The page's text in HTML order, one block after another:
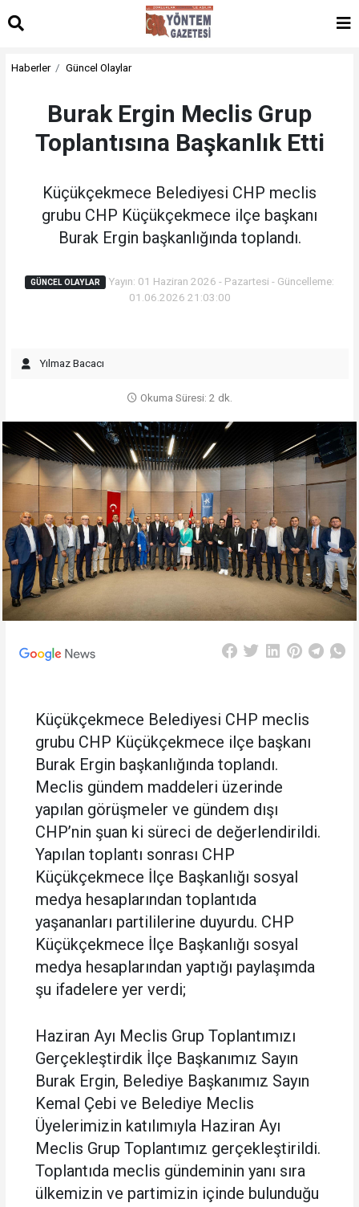
Haberler Güncel Olaylar
Burak Ergin Meclis Grup
Toplantısına Başkanlık Etti
Küçükçekmece Belediyesi CHP meclis
grubu CHP Küçükçekmece ilçe başkanı
Burak Ergin başkanlığında toplandı.
GÜNCEL OLAYLAR
Yayın: 01 Haziran 2026 - Pazartesi - Güncelleme:
01.06.2026 21:03:00
Yılmaz Bacacı
Okuma Süresi: 2 dk.
Küçükçekmece Belediyesi CHP meclis
grubu CHP Küçükçekmece ilçe başkanı
Burak Ergin başkanlığında toplandı.
Meclis gündem maddeleri üzerinde
yapılan görüşmeler ve gündem dışı
CHP’nin şuan ki süreci de değerlendirildi.
Yapılan toplantı sonrası CHP
Küçükçekmece İlçe Başkanlığı sosyal
medya hesaplarından toplantıda
yaşananları partililerine duyurdu. CHP
Küçükçekmece İlçe Başkanlığı sosyal
medya hesaplarından yaptığı paylaşımda
şu ifadelere yer verdi;
Haziran Ayı Meclis Grup Toplantımızı
Gerçekleştirdik İlçe Başkanımız Sayın
Burak Ergin, Belediye Başkanımız Sayın
Kemal Çebi ve Belediye Meclis
Üyelerimizin katılımıyla Haziran Ayı
Meclis Grup Toplantımız gerçekleştirildi.
Toplantıda meclis gündeminin yanı sıra
ülkemizin ve partimizin içinde bulunduğu